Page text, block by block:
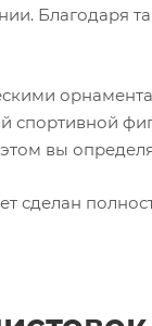
Благодаря
спортивной
вы
сделан